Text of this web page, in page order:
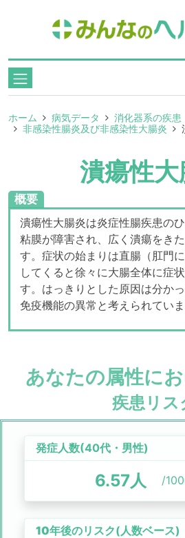
ホーム 病気データ
消化器系の疾患
非感染性腸炎及び非感染性大腸炎
潰瘍性大
概要
潰瘍性大腸炎は炎症性腸疾患の
粘膜が障害され、広く潰瘍をき
す。症状の始まりは直腸（肛門
してくると徐々に大腸全体に症
す。はっきりとした原因は分か
免疫機能の異常と考えられていま
あなたの属性に
疾患リス
発症人数(40代 ・ 男性)
6.57人 /
10年後のリスク(人数ベース)